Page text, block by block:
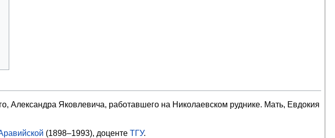
Александра Яковлевича, работавшего на Николаевском руднике. Мать, Евдокия
(1898–1993), доценте ТГУ.